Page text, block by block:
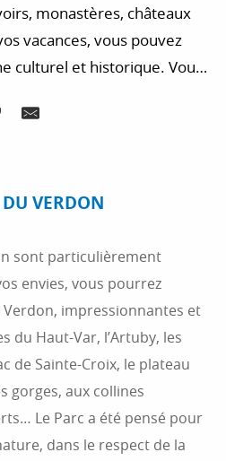
via ferrata,
ou sur les
localement.
monastères, châteaux
vacances, vous pouvez
culturel et historique. Vous
Vous souhaitez
d’hôtes de caractère.
d’hébergements.
VERDON
sont particulièrement
envies, vous pourrez
impressionnantes et
du Haut-Var, l’Artuby, les
de Sainte-Croix, le plateau
gorges, aux collines
Le Parc a été pensé pour
dans le respect de la